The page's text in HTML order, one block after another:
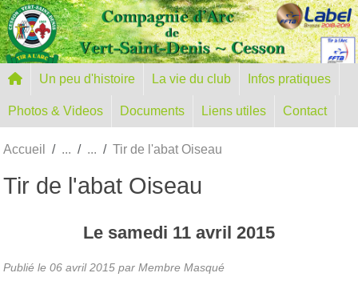
Un peu d'histoire La vie du club Infos pratiques
Photos & Videos Documents Liens utiles Contact
Accueil Tir de l'abat Oiseau
Tir de l'abat Oiseau
Le samedi 11 avril 2015
Publié le 06 avril 2015 par Membre Masqué
Panneau de gestion des cookies